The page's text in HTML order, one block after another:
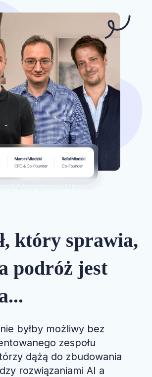
który sprawia,
podróż jest
byłby możliwy bez
zespołu
dążą do zbudowania
rozwiązaniami AI a